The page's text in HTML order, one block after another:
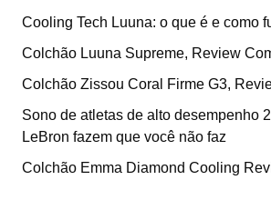
Cooling Tech Luuna: o que é e como
Colchão Luuna Supreme, Review
Colchão Zissou Coral Firme G3,
Sono de atletas de alto desempenho
LeBron fazem que você não faz
Colchão Emma Diamond Cooling